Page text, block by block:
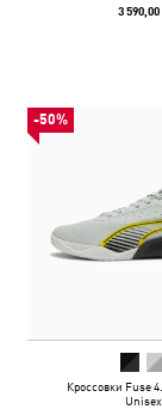
3 590,00
-50%
Кроссовки Fuse
Unisex